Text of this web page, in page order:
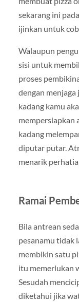
sekarang ini
ijinkan untuk
Walaupun
sisi untuk
proses
dengan menjaga
kadang kamu
mempersiapkan
kadang
diputar putar.
menarik
Ramai
Bila antrean
pesanamu tidak
membikin satu
itu memerlukan
Sesudah
diketahui jika